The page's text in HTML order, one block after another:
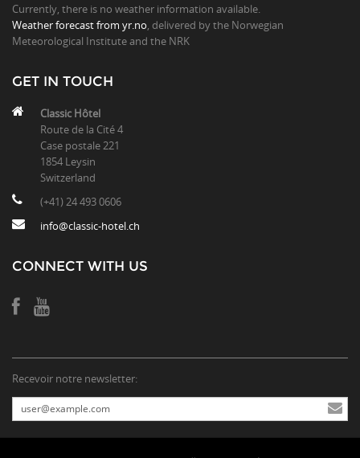
Currently, there is no weather information available.
Weather forecast from yr.no , delivered by the Norwegian
Meteorological Institute and the NRK
GET IN TOUCH
Classic Hôtel
Route de la Cité 4
Case postale 221
1854 Leysin
Switzerland
(+41) 24 493 0606
info@classic-hotel.ch
CONNECT WITH US
Recevoir notre newsletter: